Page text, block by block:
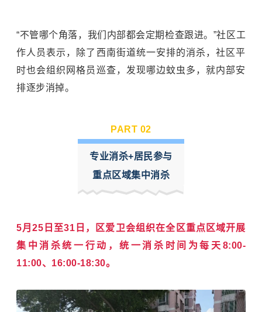
“不管哪个角落，我们内部都会定期检查跟进。”社区工
作人员表示，除了西南街道统一安排的消杀，社区平
时也会组织网格员巡查，发现哪边蚊虫多，就内部安
排逐步消掉。
PART 02
专业消杀+居民参与
重点区域集中消杀
5月25日至31日，区爱卫会组织在全区重点区域开展
集中消杀统一行动，统一消杀时间为每天8:00-
11:00、16:00-18:30。